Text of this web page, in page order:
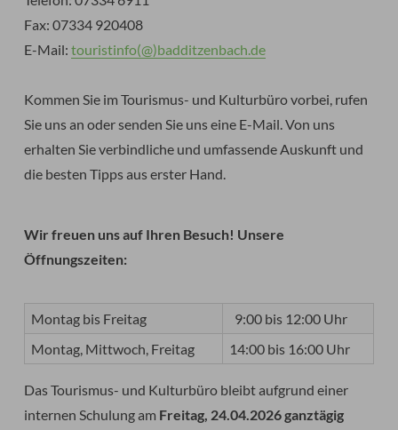
Fax: 07334 920408
E-Mail: touristinfo(@)badditzenbach.de
Kommen Sie im Tourismus- und Kulturbüro vorbei, rufen
Sie uns an oder senden Sie uns eine E-Mail. Von uns
erhalten Sie verbindliche und umfassende Auskunft und
die besten Tipps aus erster Hand.
Wir freuen uns auf Ihren Besuch! Unsere
Öffnungszeiten:
Montag bis Freitag
9:00 bis 12:00 Uhr
Montag, Mittwoch, Freitag
14:00 bis 16:00 Uhr
Das Tourismus- und Kulturbüro bleibt aufgrund einer
internen Schulung am Freitag, 24.04.2026 ganztägig